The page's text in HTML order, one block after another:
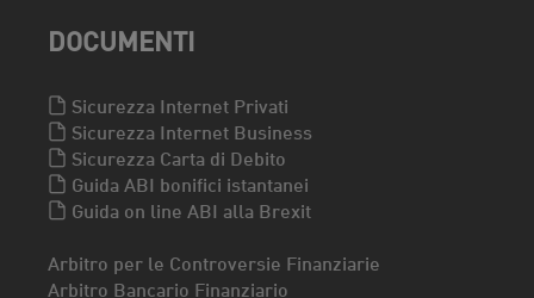
DOCUMENTI
Sicurezza Internet Privati
Sicurezza Internet Business
Sicurezza Carta di Debito
Guida ABI bonifici istantanei
Guida on line ABI alla Brexit
Arbitro per le Controversie Finanziarie
Arbitro Bancario Finanziario